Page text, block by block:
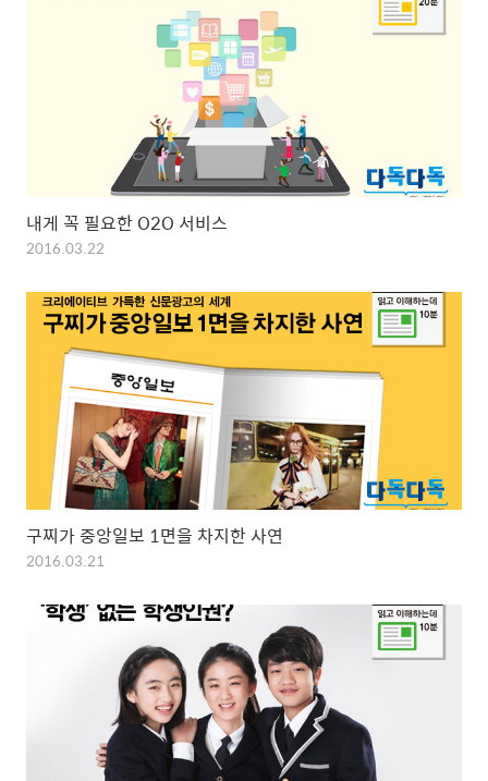
내게 꼭 필요한 O2O 서비스
2016.03.22
구찌가 중앙일보 1면을 차지한 사연
2016.03.21